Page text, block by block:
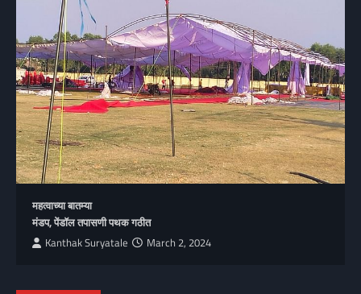
महत्वाच्या बातम्या
मंडप, पेंडॉल तपासणी पथक गठीत
Kanthak Suryatale March 2, 2024